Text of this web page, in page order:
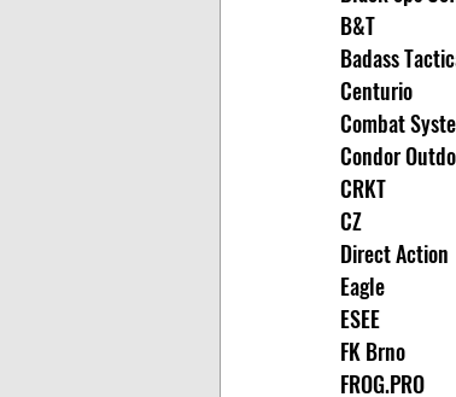
B&T
Badass
Centurio
Combat
Condor
CRKT
CZ
Direct Action
Eagle
ESEE
FK Brno
FROG.PRO